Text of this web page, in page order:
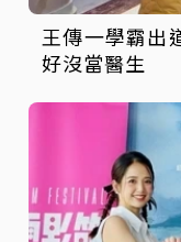
王傳一學霸出道曝
好沒當醫生